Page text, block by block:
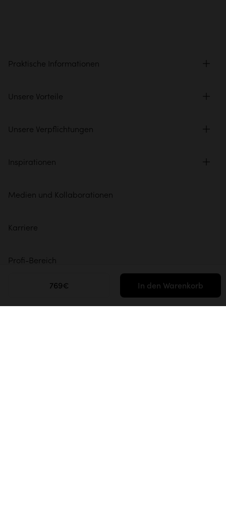
769€ In den Warenkorb
Praktische Informationen
Unsere Vorteile
Unsere Verpflichtungen
Inspirationen
Medien und Kollaborationen
Karriere
Profi-Bereich